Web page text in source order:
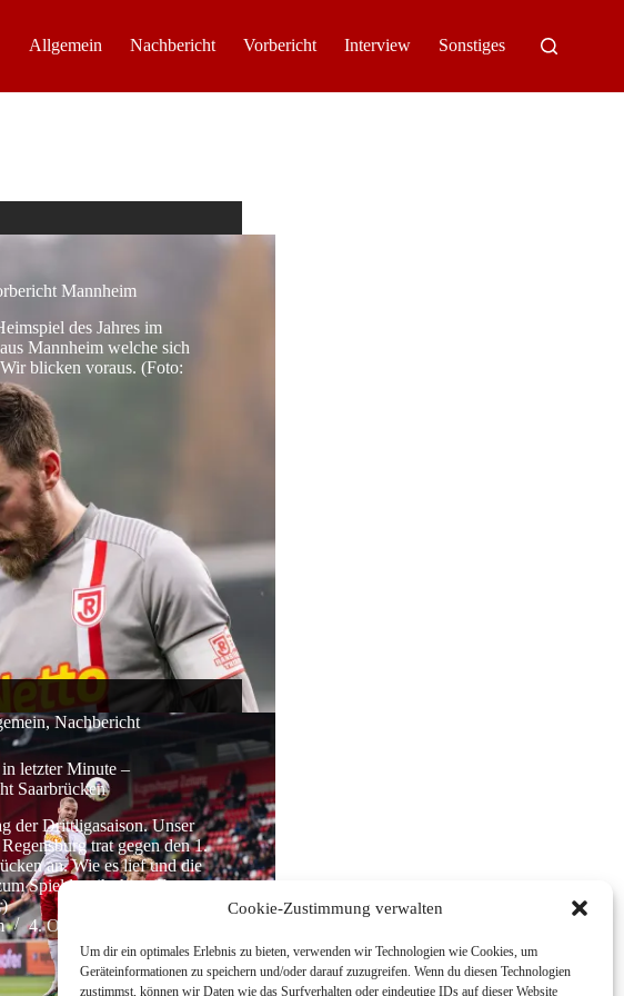
Cookie-Zustimmung verwalten
Um dir ein optimales Erlebnis zu bieten, verwenden wir Technologien wie Cookies, um
Geräteinformationen zu speichern und/oder darauf zuzugreifen. Wenn du diesen Technologien
zustimmst, können wir Daten wie das Surfverhalten oder eindeutige IDs auf dieser Website
Allgemein Nachbericht Vorbericht Interview Sonstiges
Mannheim
des Jahres im
Mannheim welche sich
blicken voraus. (Foto:
,Nachbericht
letzter Minute –
Saarbrücken
der Drittligasaison. Unser
trat gegen den 1.
an. Wie es lief und die
Spiel lest ihr hier (Foto:
4. Oktober 2025